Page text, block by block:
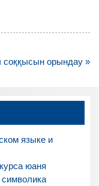
орындау »
языке и
юаня